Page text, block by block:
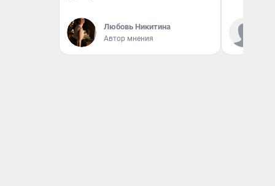
Любовь Никитина
Автор мнения